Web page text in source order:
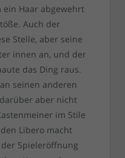
ein Haar abgewehrt
Auch der
Stelle, aber seine
innen an, und der
das Ding raus.
seinen anderen
aber nicht
im Stile
Libero macht
Spieleröffnung